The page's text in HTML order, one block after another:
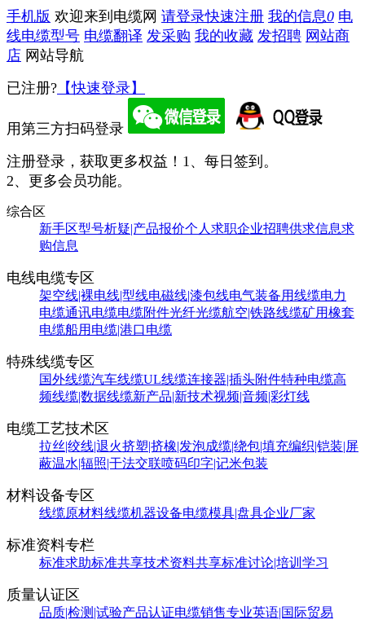
手机版 欢迎来到电缆网 请登录快速注册 我的信息0 电
线电缆型号 电缆翻译 发采购 我的收藏 发招聘 网站商
店 网站导航
已注册? 【快速登录】
用第三方扫码登录
注册登录，获取更多权益！ 1、每日签到。
2、更多会员功能。
综合区
新手区型号析疑|产品报价个人求职企业招聘供求信息求
购信息
电线电缆专区
架空线|裸电线|型线电磁线|漆包线电气装备用线缆电力
电缆通讯电缆电缆附件光纤光缆航空|铁路线缆矿用橡套
电缆船用电缆|港口电缆
特殊线缆专区
国外线缆汽车线缆UL线缆连接器|插头附件特种电缆高
频线缆|数据线缆新产品|新技术视频|音频|彩灯线
电缆工艺技术区
拉丝|绞线|退火挤塑|挤橡|发泡成缆|绕包|填充编织|铠装|屏
蔽温水|辐照|干法交联喷码印字|记米包装
材料设备专区
线缆原材料线缆机器设备电缆模具|盘具企业厂家
标准资料专栏
标准求助标准共享技术资料共享标准讨论|培训学习
质量认证区
品质|检测|试验产品认证电缆销售专业英语|国际贸易